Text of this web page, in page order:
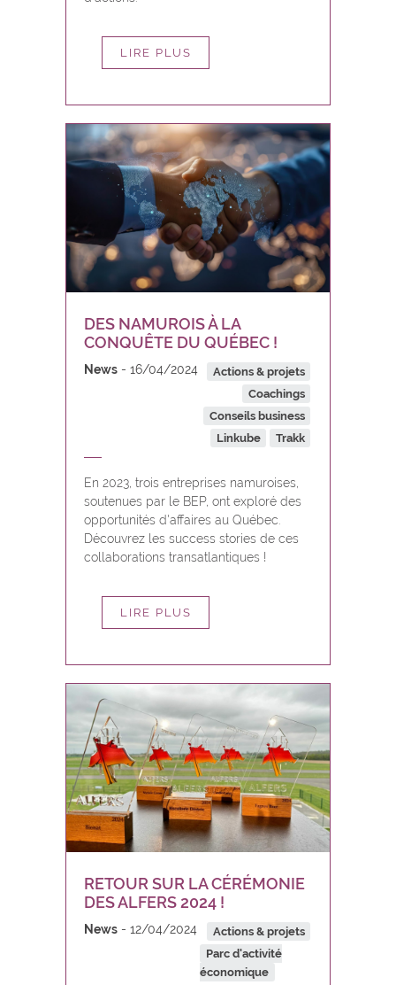
LIRE PLUS
DES NAMUROIS À LA
CONQUÊTE DU QUÉBEC !
News 16/04/2024
Actions & projets
Coachings
Conseils business
Linkube
Trakk
En 2023, trois entreprises namuroises,
soutenues par le BEP, ont exploré des
opportunités d'affaires au Québec.
Découvrez les success stories de ces
collaborations transatlantiques !
LIRE PLUS
RETOUR SUR LA CÉRÉMONIE
DES ALFERS 2024 !
News 12/04/2024
Actions & projets
Parc d'activité
économique